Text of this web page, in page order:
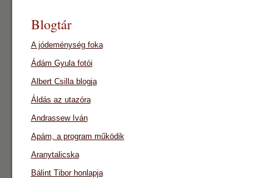
Blogtár
A jódeménység foka
Ádám Gyula fotói
Albert Csilla blogja
Áldás az utazóra
Andrassew Iván
Apám, a program működik
Aranytalicska
Bálint Tibor honlapja